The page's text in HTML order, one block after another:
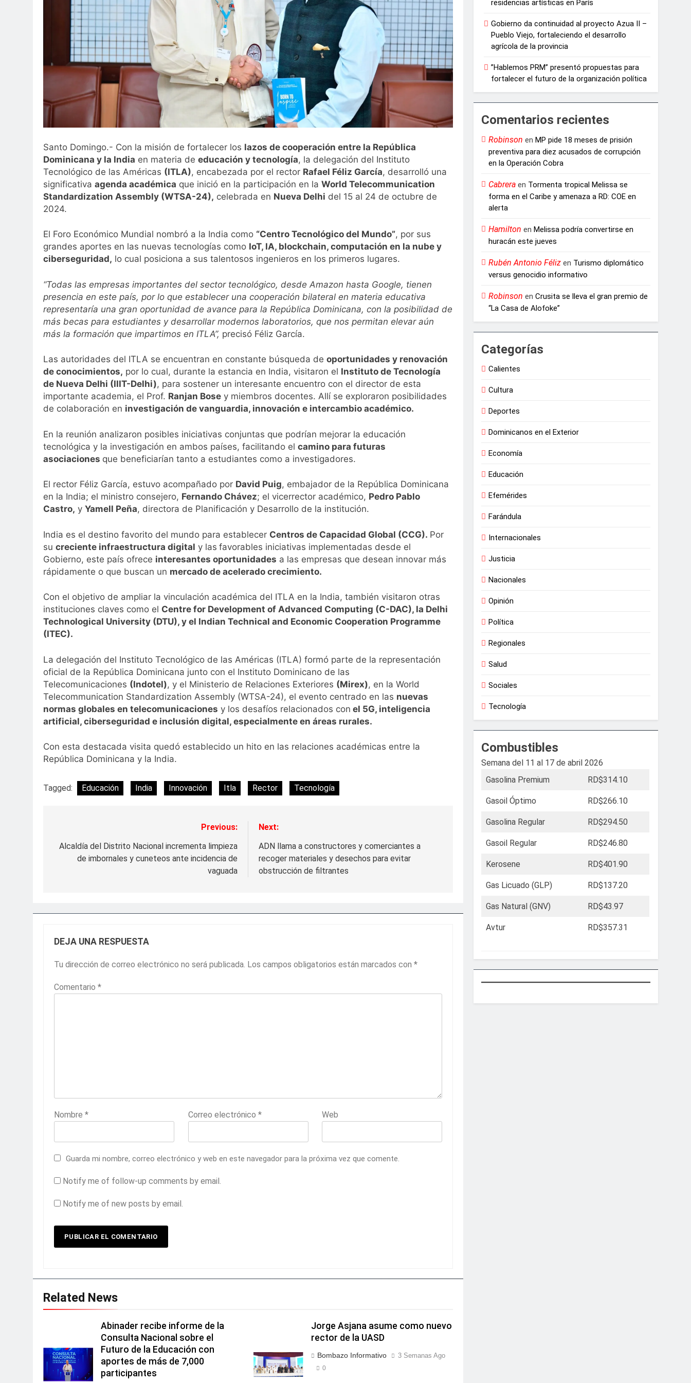
Santo Domingo.- Con la misión de fortalecer los lazos de cooperación entre la República
Dominicana y la India en materia de educación y tecnología, la delegación del Instituto
Tecnológico de las Américas (ITLA), encabezada por el rector Rafael Féliz García, desarrolló una
significativa agenda académica que inició en la participación en la World Telecommunication
Standardization Assembly (WTSA-24), celebrada en Nueva Delhi del 15 al 24 de octubre de
2024.
El Foro Económico Mundial nombró a la India como “Centro Tecnológico del Mundo”, por sus
grandes aportes en las nuevas tecnologías como IoT, IA, blockchain, computación en la nube y
ciberseguridad, lo cual posiciona a sus talentosos ingenieros en los primeros lugares.
“Todas las empresas importantes del sector tecnológico, desde Amazon hasta Google, tienen
presencia en este país, por lo que establecer una cooperación bilateral en materia educativa
representaría una gran oportunidad de avance para la República Dominicana, con la posibilidad de
más becas para estudiantes y desarrollar modernos laboratorios, que nos permitan elevar aún
más la formación que impartimos en ITLA”, precisó Féliz García.
Las autoridades del ITLA se encuentran en constante búsqueda de oportunidades y renovación
de conocimientos, por lo cual, durante la estancia en India, visitaron el Instituto de Tecnología
de Nueva Delhi (IIIT-Delhi), para sostener un interesante encuentro con el director de esta
importante academia, el Prof. Ranjan Bose y miembros docentes. Allí se exploraron posibilidades
de colaboración en investigación de vanguardia, innovación e intercambio académico.
En la reunión analizaron posibles iniciativas conjuntas que podrían mejorar la educación
tecnológica y la investigación en ambos países, facilitando el camino para futuras
asociaciones que beneficiarían tanto a estudiantes como a investigadores.
El rector Féliz García, estuvo acompañado por David Puig, embajador de la República Dominicana
en la India; el ministro consejero, Fernando Chávez; el vicerrector académico, Pedro Pablo
Castro, y Yamell Peña, directora de Planificación y Desarrollo de la institución.
India es el destino favorito del mundo para establecer Centros de Capacidad Global (CCG). Por
su creciente infraestructura digital y las favorables iniciativas implementadas desde el
Gobierno, este país ofrece interesantes oportunidades a las empresas que desean innovar más
rápidamente o que buscan un mercado de acelerado crecimiento.
Con el objetivo de ampliar la vinculación académica del ITLA en la India, también visitaron otras
instituciones claves como el Centre for Development of Advanced Computing (C-DAC), la Delhi
Technological University (DTU), y el Indian Technical and Economic Cooperation Programme
(ITEC).
La delegación del Instituto Tecnológico de las Américas (ITLA) formó parte de la representación
oficial de la República Dominicana junto con el Instituto Dominicano de las
Telecomunicaciones (Indotel), y el Ministerio de Relaciones Exteriores (Mirex), en la World
Telecommunication Standardization Assembly (WTSA-24), el evento centrado en las nuevas
normas globales en telecomunicaciones y los desafíos relacionados con el 5G, inteligencia
artificial, ciberseguridad e inclusión digital, especialmente en áreas rurales.
Con esta destacada visita quedó establecido un hito en las relaciones académicas entre la
República Dominicana y la India.
Tagged: Educación India Innovación Itla Rector Tecnología
de
Previous:
Alcaldía del Distrito Nacional incrementa limpieza
de imbornales y cuneteos ante incidencia de
vaguada
Next:
ADN llama a constructores y comerciantes a
recoger materiales y desechos para evitar
obstrucción de filtrantes
DEJA UNA RESPUESTA
Tu dirección de correo electrónico no será publicada. Los campos obligatorios están marcados con *
Comentario *
Nombre * Correo electrónico * Web
Guarda mi nombre, correo electrónico y web en este navegador para la próxima vez que comente.
Notify me of follow-up comments by email.
Notify me of new posts by email.
Related News
Abinader recibe informe de la
Consulta Nacional sobre el
Futuro de la Educación con
aportes de más de 7,000
participantes
Jorge Asjana asume como nuevo
rector de la UASD
Bombazo Informativo 3 Semanas Ago
0
residencias artísticas en París
Gobierno da continuidad al proyecto Azua II –
Pueblo Viejo, fortaleciendo el desarrollo
agrícola de la provincia
”Hablemos PRM” presentó propuestas para
fortalecer el futuro de la organización política
Comentarios recientes
Robinson enMP pide 18 meses de prisión
preventiva para diez acusados de corrupción
en la Operación Cobra
Cabrera en Tormenta tropical Melissa se
forma en el Caribe y amenaza a RD: COE en
alerta
Hamilton enMelissa podría convertirse en
huracán este jueves
Rubén Antonio Féliz en Turismo diplomático
versus genocidio informativo
Robinson enCrusita se lleva el gran premio de
“La Casa de Alofoke”
Categorías
Calientes
Cultura
Deportes
Dominicanos en el Exterior
Economía
Educación
Efemérides
Farándula
Internacionales
Justicia
Nacionales
Opinión
Política
Regionales
Salud
Sociales
Tecnología
Combustibles
Semana del 11 al 17 de abril 2026
Gasolina Premium
RD$314.10
Gasoil Óptimo RD$266.10
Gasolina Regular RD$294.50
Gasoil Regular RD$246.80
Kerosene RD$401.90
Gas Licuado (GLP) RD$137.20
Gas Natural (GNV) RD$43.97
Avtur RD$357.31